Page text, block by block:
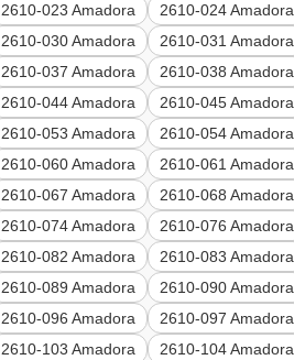
2610-023 Amadora 2610-024 Amadora
2610-030 Amadora 2610-031 Amadora
2610-037 Amadora 2610-038 Amadora
2610-044 Amadora 2610-045 Amadora
2610-053 Amadora 2610-054 Amadora
2610-060 Amadora 2610-061 Amadora
2610-067 Amadora 2610-068 Amadora
2610-074 Amadora 2610-076 Amadora
2610-082 Amadora 2610-083 Amadora
2610-089 Amadora 2610-090 Amadora
2610-096 Amadora 2610-097 Amadora
2610-103 Amadora 2610-104 Amadora